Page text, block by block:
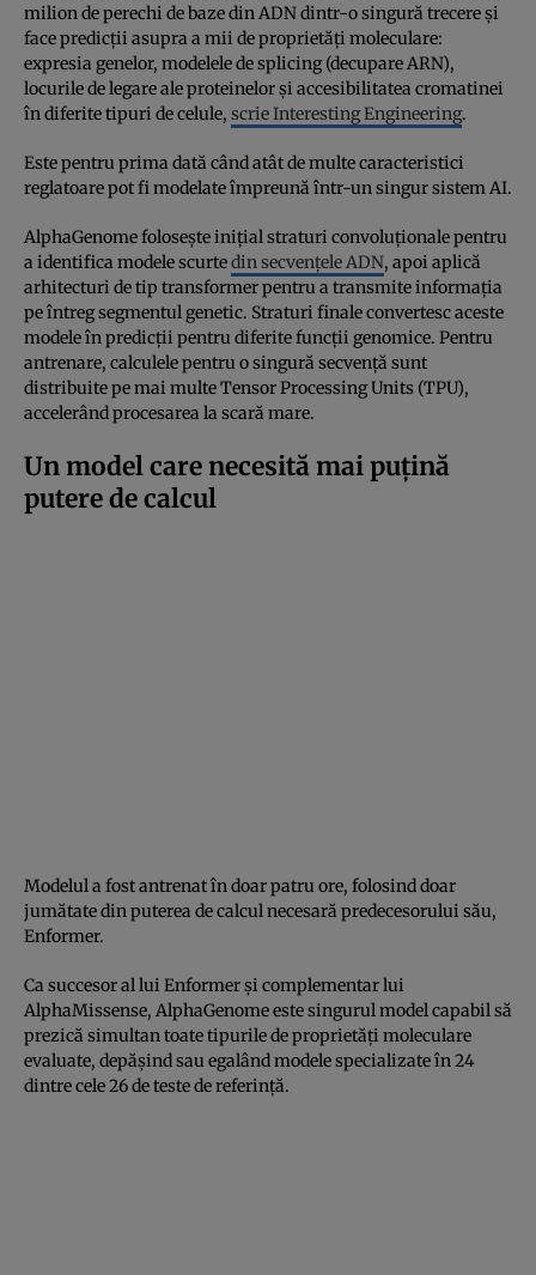
milion de perechi de baze din ADN dintr-o singură trecere și
face predicții asupra a mii de proprietăți moleculare:
expresia genelor, modelele de splicing (decupare ARN),
locurile de legare ale proteinelor și accesibilitatea cromatinei
în diferite tipuri de celule, scrie Interesting Engineering.
Este pentru prima dată când atât de multe caracteristici
reglatoare pot fi modelate împreună într-un singur sistem AI.
AlphaGenome folosește inițial straturi convoluționale pentru
a identifica modele scurtedin secvențele ADN, apoi aplică
arhitecturi de tip transformer pentru a transmite informația
pe întreg segmentul genetic. Straturi finale convertesc aceste
modele în predicții pentru diferite funcții genomice. Pentru
antrenare, calculele pentru o singură secvență sunt
distribuite pe mai multe Tensor Processing Units (TPU),
accelerând procesarea la scară mare.
Un model care necesită mai puțină
putere de calcul
Modelul a fost antrenat în doar patru ore, folosind doar
jumătate din puterea de calcul necesară predecesorului său,
Enformer.
Ca succesor al lui Enformer și complementar lui
AlphaMissense, AlphaGenome este singurul model capabil să
prezică simultan toate tipurile de proprietăți moleculare
evaluate, depășind sau egalând modele specializate în 24
dintre cele 26 de teste de referință.